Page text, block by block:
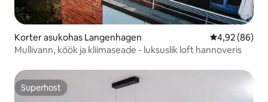
Korter asukohas Langenhagen Keskmine
4,92 (86)
Mullivann, köök ja kliimaseade - luksuslik loft hannoveris
Superhost
Superhost